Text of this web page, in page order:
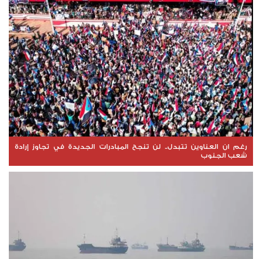
رغم ان العناوين تتبدل.. لن تنجح المبادرات الجديدة في تجاوز إرادة
شعب الجنوب